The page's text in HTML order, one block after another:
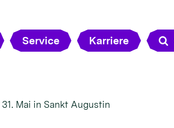
Service Karriere
Mai in Sankt Augustin